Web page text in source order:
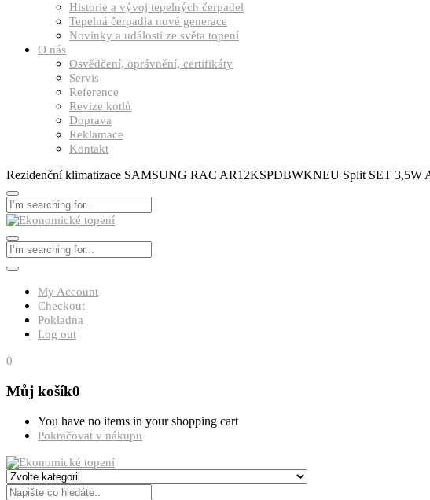
Historie a vývoj tepelných čerpadel
Tepelná čerpadla nové generace
Novinky a události ze světa topení
O nás
Osvědčení, oprávnění, certifikáty
Servis
Reference
Revize kotlů
Doprava
Reklamace
Kontakt
Rezidenční klimatizace SAMSUNG RAC AR12KSPDBWKNEU Split SET 3,5W
My Account
Checkout
Pokladna
Log out
0
Můj košík0
You have no items in your shopping cart
Pokračovat v nákupu